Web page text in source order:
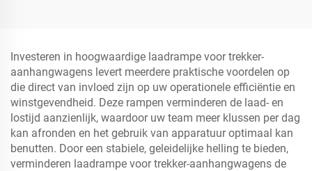
Product
Investeren in hoogwaardige laadrampe voor trekker-
aanhangwagens levert meerdere praktische voordelen op
die direct van invloed zijn op uw operationele efficiëntie en
winstgevendheid. Deze rampen verminderen de laad- en
lostijd aanzienlijk, waardoor uw team meer klussen per dag
kan afronden en het gebruik van apparatuur optimaal kan
benutten. Door een stabiele, geleidelijke helling te bieden,
verminderen laadrampe voor trekker-aanhangwagens de